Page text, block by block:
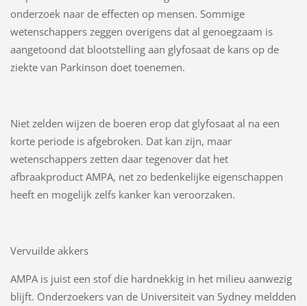
onderzoek naar de effecten op mensen. Sommige
wetenschappers zeggen overigens dat al genoegzaam is
aangetoond dat blootstelling aan glyfosaat de kans op de
ziekte van Parkinson doet toenemen.
Niet zelden wijzen de boeren erop dat glyfosaat al na een
korte periode is afgebroken. Dat kan zijn, maar
wetenschappers zetten daar tegenover dat het
afbraakproduct AMPA, net zo bedenkelijke eigenschappen
heeft en mogelijk zelfs kanker kan veroorzaken.
Vervuilde akkers
AMPA is juist een stof die hardnekkig in het milieu aanwezig
blijft. Onderzoekers van de Universiteit van Sydney meldden